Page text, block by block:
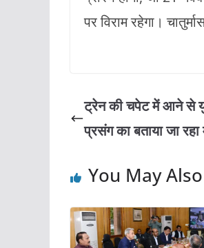
पर विराम रहेगा।
ट्रेन की चपेट में आने से
प्रसंग का बताया जा रहा
You May